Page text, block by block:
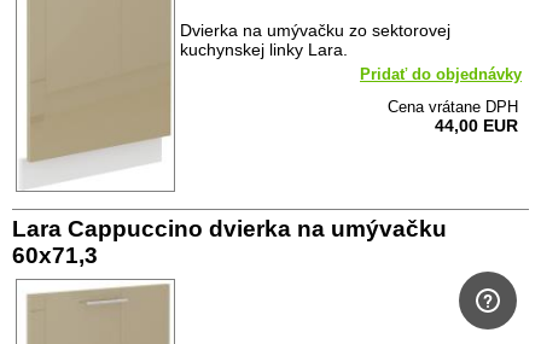
Dvierka na umývačku zo sektorovej
kuchynskej linky Lara.
Pridať do objednávky
Cena vrátane DPH
44,00 EUR
Lara Cappuccino dvierka na umývačku
60x71,3